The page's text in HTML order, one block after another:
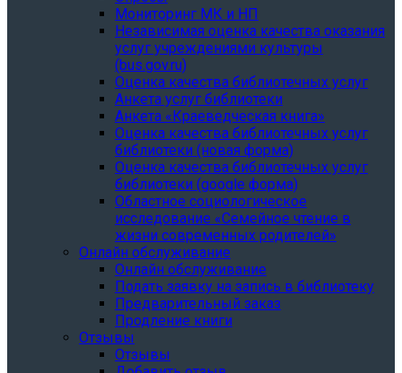
Мониторинг МК и НП
Независимая оценка качества оказания
услуг учреждениями культуры
(bus.gov.ru)
Оценка качества библиотечных услуг
Анкета услуг библиотеки
Анкета «Краеведческая книга»
Oценка качества библиотечных услуг
библиотеки (новая форма)
Oценка качества библиотечных услуг
библиотеки (google форма)
Областное социологическое
исследование «Семейное чтение в
жизни современных родителей»
Онлайн обслуживание
Онлайн обслуживание
Подать заявку на запись в библиотеку
Предварительный заказ
Продление книги
Отзывы
Отзывы